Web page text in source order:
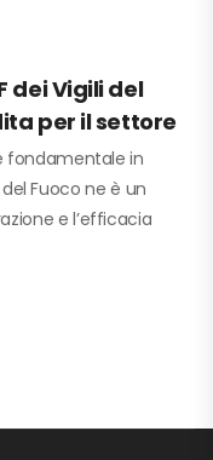
dei Vigili del
per il settore
fondamentale in
Fuoco ne è un
e l’efficacia